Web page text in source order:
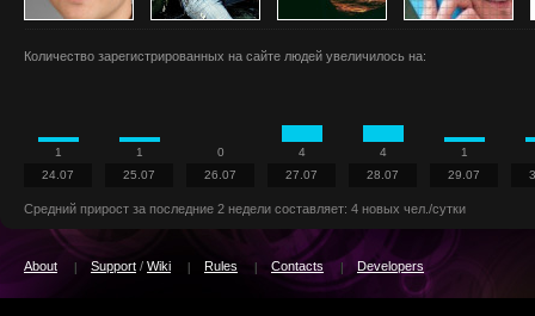
Количество зарегистрированных на сайте людей увеличилось на:
1
24.07
1
25.07
0
26.07
4
27.07
4
28.07
1
29.07
Средний прирост за последние 2 недели составляет: 4 новых чел./сутки
About Support / Wiki Rules Contacts Developers